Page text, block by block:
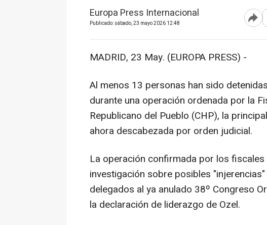
Europa Press Internacional
Publicado: sábado, 23 mayo 2026 12:48
MADRID, 23 May. (EUROPA PRESS) -
Al menos 13 personas han sido
durante una operación ordenada por la
Republicano del Pueblo (CHP), la
ahora descabezada por orden judicial.
La operación confirmada por los
investigación sobre posibles
delegados al ya anulado 38º Congreso
la declaración de liderazgo de Ozel.